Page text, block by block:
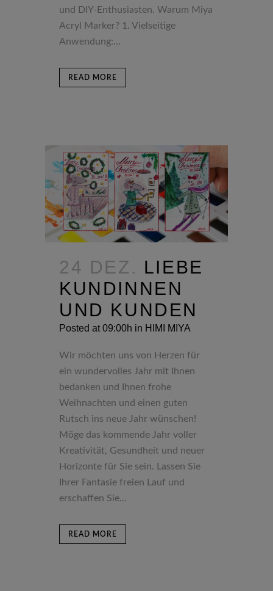
und DIY-Enthusiasten. Warum Miya
Acryl Marker? 1. Vielseitige
Anwendung:...
READ MORE
24 DEZ. LIEBE
KUNDINNEN
UND KUNDEN
Posted at 09:00h in HIMI MIYA
Wir möchten uns von Herzen für
ein wundervolles Jahr mit Ihnen
bedanken und Ihnen frohe
Weihnachten und einen guten
Rutsch ins neue Jahr wünschen!
Möge das kommende Jahr voller
Kreativität, Gesundheit und neuer
Horizonte für Sie sein. Lassen Sie
Ihrer Fantasie freien Lauf und
erschaffen Sie...
READ MORE